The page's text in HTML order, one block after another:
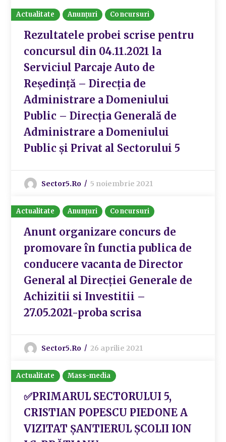
Actualitate Anunțuri Concursuri
Rezultatele probei scrise pentru
concursul din 04.11.2021 la
Serviciul Parcaje Auto de
Reședință – Direcția de
Administrare a Domeniului
Public – Direcția Generală de
Administrare a Domeniului
Public și Privat al Sectorului 5
Sector5.ro 5 noiembrie 2021
Actualitate Anunțuri Concursuri
Anunt organizare concurs de
promovare în functia publica de
conducere vacanta de Director
General al Direcției Generale de
Achizitii si Investitii –
27.05.2021-proba scrisa
Sector5.ro 26 aprilie 2021
Actualitate Mass-media
✅PRIMARUL SECTORULUI 5,
CRISTIAN POPESCU PIEDONE A
VIZITAT ȘANTIERUL ȘCOLII ION